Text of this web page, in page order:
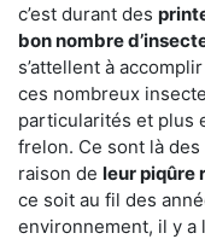
c’est durant des
bon nombre
s’attellent à
ces nombreux
particularités et plus
frelon. Ce sont là
raison de leur piqûre
ce soit au fil des
environnement, il y